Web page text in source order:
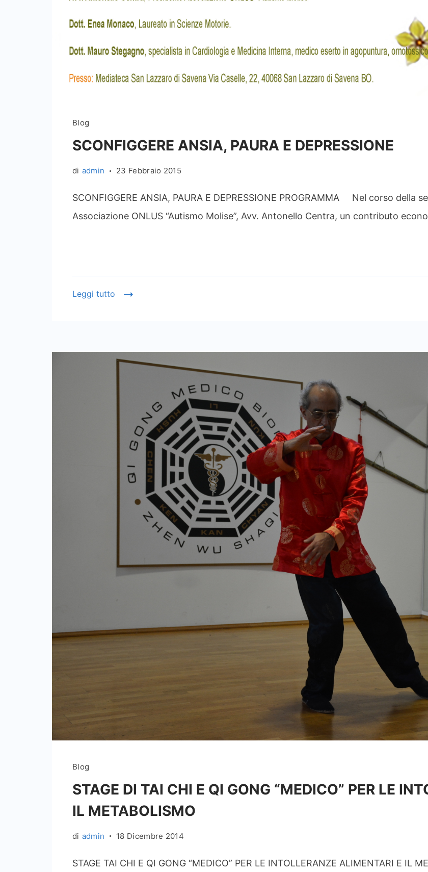
Blog
SCONFIGGERE ANSIA, PAURA E DEPRESSIONE
di admin 23 Febbraio 2015
SCONFIGGERE ANSIA, PAURA E DEPRESSIONE PROGRAMMA Nel corso della
Associazione ONLUS “Autismo Molise”, Avv. Antonello Centra, un contributo
Leggi tutto
Blog
STAGE DI TAI CHI E QI GONG “MEDICO” PER LE
IL METABOLISMO
di admin 18 Dicembre 2014
STAGE TAI CHI E QI GONG “MEDICO” PER LE INTOLLERANZE ALIMENTARI E IL